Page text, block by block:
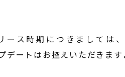
ース時期につきましては
デートはお控えいただきます